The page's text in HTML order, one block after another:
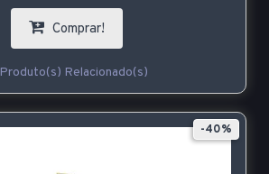
Comprar!
Produto(s) Relacionado(s)
-40%